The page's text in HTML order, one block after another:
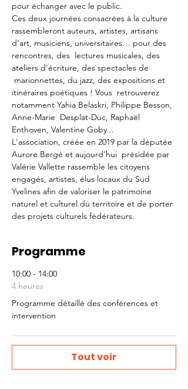
pour échanger avec le public.
Ces deux journées consacrées à la culture
rassembleront auteurs, artistes, artisans
d'art, musiciens, universitaires… pour des
rencontres, des  lectures musicales, des
ateliers d'écriture, des spectacles de
marionnettes, du jazz, des expositions et
itinéraires poétiques ! Vous  retrouverez
notamment Yahia Belaskri, Philippe Besson,
Anne-Marie  Desplat-Duc, Raphaël
Enthoven, Valentine Goby...
L'association, créée en 2019 par la députée
Aurore Bergé et aujourd'hui  présidée par
Valérie Vallette rassemble les citoyens
engagés, artistes, élus locaux du Sud
Yvelines afin de valoriser le patrimoine
naturel et culturel du territoire et de porter
des projets culturels fédérateurs.
Programme
10:00 - 14:00
4 heures
Programme détaillé des conférences et
intervention
Tout voir